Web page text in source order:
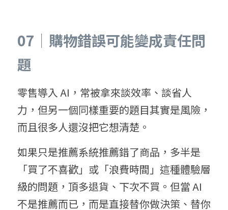
07｜購物錯誤可能變成責任問
題
零售導入 AI，常被拿來談效率、談省人
力，但另一個同樣重要的題目其實是風險，
而且很多人還沒把它想清楚。
如果只是推薦系統推薦錯了商品，多半是
「買了不喜歡」或「浪費時間」這種體驗層
級的問題，頂多退貨、下次不買。但當 AI
不是推薦而已，而是直接替你做決策、替你